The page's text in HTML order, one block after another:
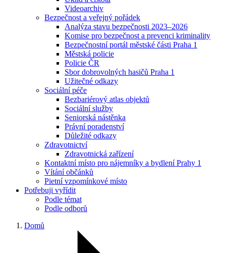
Videoarchiv
Bezpečnost a veřejný pořádek
Analýza stavu bezpečnosti 2023–2026
Komise pro bezpečnost a prevenci kriminality
Bezpečnostní portál městské části Praha 1
Městská policie
Policie ČR
Sbor dobrovolných hasičů Praha 1
Užitečné odkazy
Sociální péče
Bezbariérový atlas objektů
Sociální služby
Seniorská nástěnka
Právní poradenství
Důležité odkazy
Zdravotnictví
Zdravotnická zařízení
Kontaktní místo pro nájemníky a bydlení Prahy 1
Vítání občánků
Pietní vzpomínkové místo
Potřebuji vyřídit
Podle témat
Podle odborů
Domů